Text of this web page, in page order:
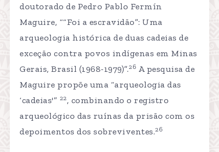
doutorado de Pedro Pablo Fermín
Maguire, ““Foi a escravidão”: Uma
arqueologia histórica de duas cadeias de
exceção contra povos indígenas em Minas
Gerais, Brasil (1968-1979)”.26 A pesquisa de
Maguire propõe uma “arqueologia das
‘cadeias'” 22, combinando o registro
arqueológico das ruínas da prisão com os
depoimentos dos sobreviventes.26